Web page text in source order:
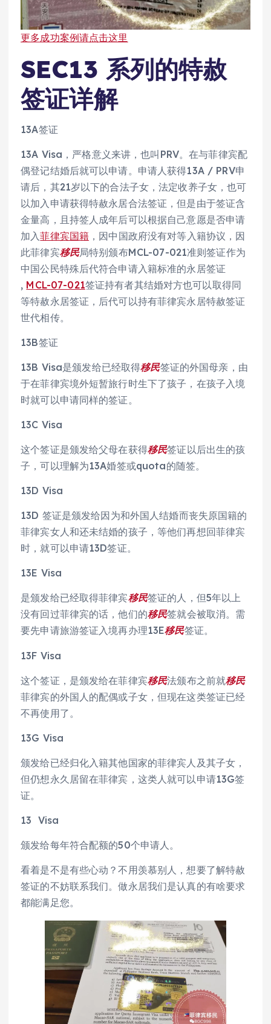
更多成功案例请点击这里
SEC13 系列的特赦
签证详解
13A签证
13A Visa，严格意义来讲，也叫PRV。在与菲律宾配
偶登记结婚后就可以申请。申请人获得13A / PRV申
请后，其21岁以下的合法子女，法定收养子女，也可
以加入申请获得特赦永居合法签证，但是由于签证含
金量高，且持签人成年后可以根据自己意愿是否申请
加入菲律宾国籍 ，因中国政府没有对等入籍协议，因
此菲律宾移民局特别颁布MCL-07-021准则签证作为
中国公民特殊后代符合申请入籍标准的永居签证
, MCL-07-021签证持有者其结婚对方也可以取得同
等特赦永居签证，后代可以持有菲律宾永居特赦签证
世代相传。
13B签证
13B Visa是颁发给已经取得移民签证的外国母亲，由
于在菲律宾境外短暂旅行时生下了孩子，在孩子入境
时就可以申请同样的签证。
13C Visa
这个签证是颁发给父母在获得移民签证以后出生的孩
子，可以理解为13A婚签或quota的随签。
13D Visa
13D 签证是颁发给因为和外国人结婚而丧失原国籍的
菲律宾女人和还未结婚的孩子，等他们再想回菲律宾
时，就可以申请13D签证。
13E Visa
是颁发给已经取得菲律宾移民签证的人，但5年以上
没有回过菲律宾的话，他们的移民签就会被取消。需
要先申请旅游签证入境再办理13E移民签证。
13F Visa
这个签证，是颁发给在菲律宾移民法颁布之前就移民
菲律宾的外国人的配偶或子女，但现在这类签证已经
不再使用了。
13G Visa
颁发给已经归化入籍其他国家的菲律宾人及其子女，
但仍想永久居留在菲律宾，这类人就可以申请13G签
证。
13 Visa
颁发给每年符合配额的50个申请人。
看着是不是有些心动？不用羡慕别人，想要了解特赦
签证的不妨联系我们。做永居我们是认真的有啥要求
都能满足您。